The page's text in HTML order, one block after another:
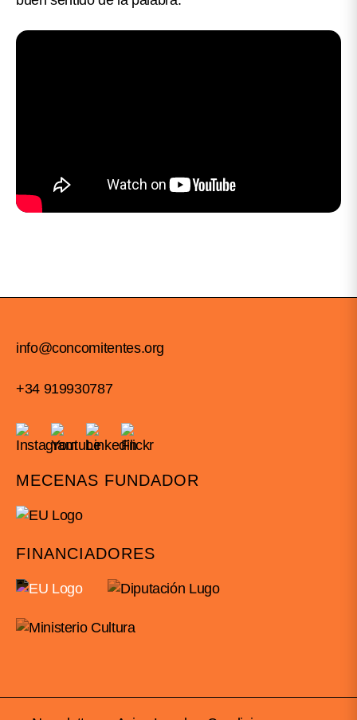
info@concomitentes.org
+34 919930787
MECENAS FUNDADOR
FINANCIADORES